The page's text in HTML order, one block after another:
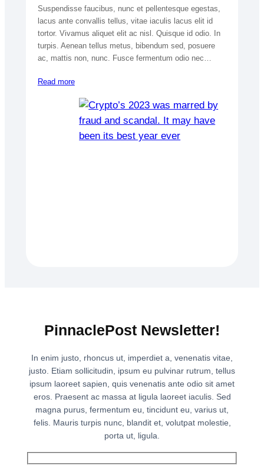
Suspendisse faucibus, nunc et pellentesque egestas,
lacus ante convallis tellus, vitae iaculis lacus elit id
tortor. Vivamus aliquet elit ac nisl. Quisque id odio. In
turpis. Aenean tellus metus, bibendum sed, posuere
ac, mattis non, nunc. Fusce fermentum odio nec…
Read more
PinnaclePost Newsletter!
In enim justo, rhoncus ut, imperdiet a, venenatis vitae,
justo. Etiam sollicitudin, ipsum eu pulvinar rutrum, tellus
ipsum laoreet sapien, quis venenatis ante odio sit amet
eros. Praesent ac massa at ligula laoreet iaculis. Sed
magna purus, fermentum eu, tincidunt eu, varius ut,
felis. Mauris turpis nunc, blandit et, volutpat molestie,
porta ut, ligula.